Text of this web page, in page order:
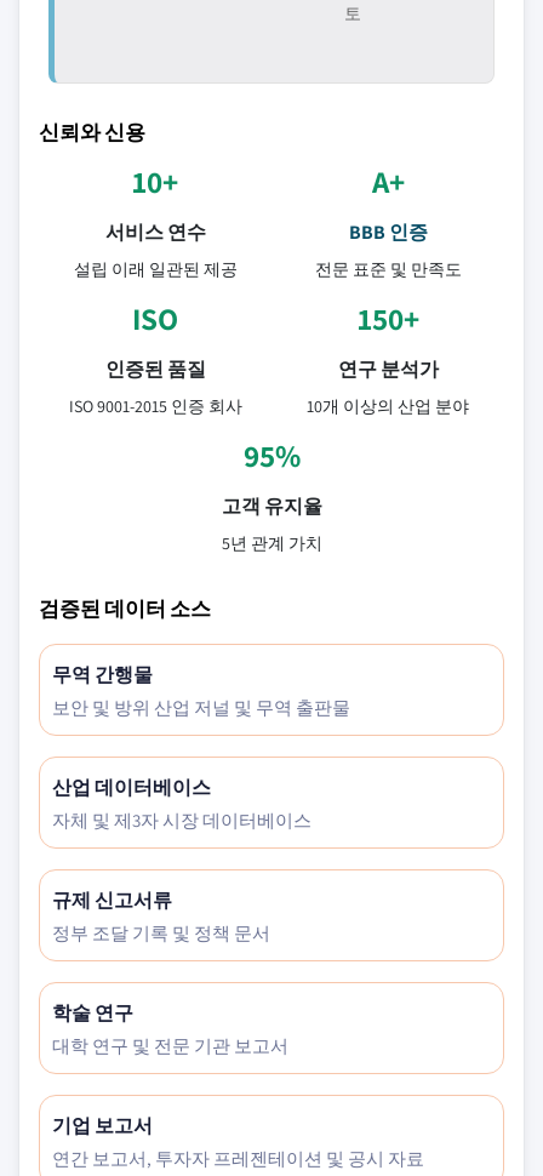
토
신뢰와 신용
10+
서비스 연수
설립 이래 일관된 제공
A+
BBB 인증
전문 표준 및 만족도
ISO
인증된 품질
ISO 9001-2015 인증 회사
150+
연구 분석가
10개 이상의 산업 분야
95%
고객 유지율
5년 관계 가치
검증된 데이터 소스
무역 간행물
보안 및 방위 산업 저널 및 무역 출판물
산업 데이터베이스
자체 및 제3자 시장 데이터베이스
규제 신고서류
정부 조달 기록 및 정책 문서
학술 연구
대학 연구 및 전문 기관 보고서
기업 보고서
연간 보고서, 투자자 프레젠테이션 및 공시 자료